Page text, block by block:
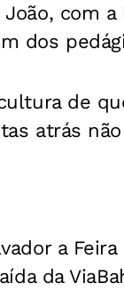
com
dos
de
atrás
a
da